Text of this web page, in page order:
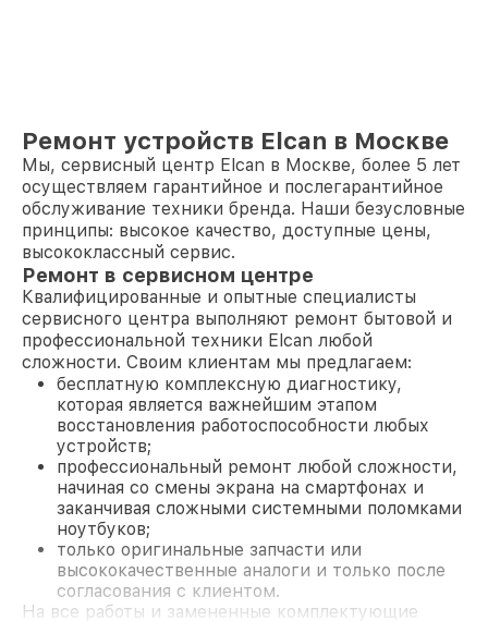
Ремонт устройств Elcan в Москве
Мы, сервисный центр Elcan в Москве, более 5 лет
осуществляем гарантийное и послегарантийное
обслуживание техники бренда. Наши безусловные
принципы: высокое качество, доступные цены,
высококлассный сервис.
Ремонт в сервисном центре
Квалифицированные и опытные специалисты
сервисного центра выполняют ремонт бытовой и
профессиональной техники Elcan любой
сложности. Своим клиентам мы предлагаем:
бесплатную комплексную диагностику,
которая является важнейшим этапом
восстановления работоспособности любых
устройств;
профессиональный ремонт любой сложности,
начиная со смены экрана на смартфонах и
заканчивая сложными системными поломками
ноутбуков;
только оригинальные запчасти или
высококачественные аналоги и только после
согласования с клиентом.
На все работы и замененные комплектующие